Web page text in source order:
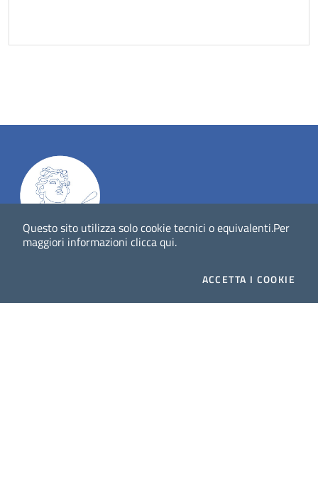
Questo sito utilizza solo cookie tecnici o equivalenti.Per
maggiori informazioni clicca qui.
ACCETTA I COOKIE
Direttore responsabile: Giuliano Genetasio